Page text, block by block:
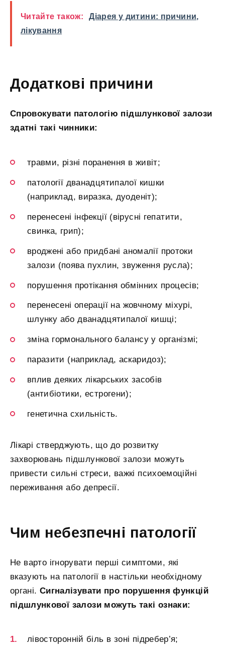
Читайте також:
Діарея у дитини: причини,
лікування
Додаткові причини
Спровокувати патологію підшлункової залози
здатні такі чинники:
травми, різні поранення в живіт;
патології дванадцятипалої кишки
(наприклад, виразка, дуоденіт);
перенесені інфекції (вірусні гепатити,
свинка, грип);
вроджені або придбані аномалії протоки
залози (поява пухлин, звуження русла);
порушення протікання обмінних процесів;
перенесені операції на жовчному міхурі,
шлунку або дванадцятипалої кишці;
зміна гормонального балансу у організмі;
паразити (наприклад, аскаридоз);
вплив деяких лікарських засобів
(антибіотики, естрогени);
генетична схильність.
Лікарі стверджують, що до розвитку
захворювань підшлункової залози можуть
привести сильні стреси, важкі психоемоційні
переживання або депресії.
Чим небезпечні патології
Не варто ігнорувати перші симптоми, які
вказують на патології в настільки необхідному
органі. Сигналізувати про порушення функцій
підшлункової залози можуть такі ознаки:
лівосторонній біль в зоні підребер’я;